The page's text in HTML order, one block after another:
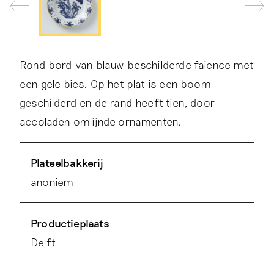
Rond bord van blauw beschilderde faience met
een gele bies. Op het plat is een boom
geschilderd en de rand heeft tien, door
accoladen omlijnde ornamenten.
Plateelbakkerij
anoniem
Productieplaats
Delft